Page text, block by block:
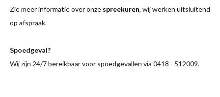
Zie meer informatie over onze spreekuren, wij werken uitsluitend
op afspraak.
Spoedgeval?
Wij zijn 24/7 bereikbaar voor spoedgevallen via 0418 - 512009.